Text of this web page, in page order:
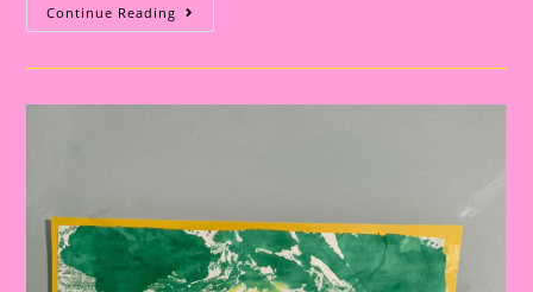
Continue Reading Explorando
A
Do